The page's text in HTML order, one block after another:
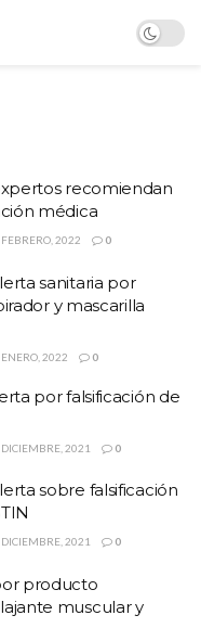
recomiendan
médica
2022 0
sanitaria por
y mascarilla
2022 0
por falsificación de
2021 0
sobre falsificación
2021 0
producto
muscular y